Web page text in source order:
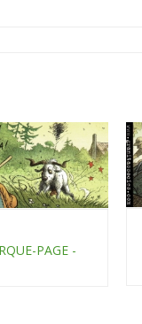
PAGE -